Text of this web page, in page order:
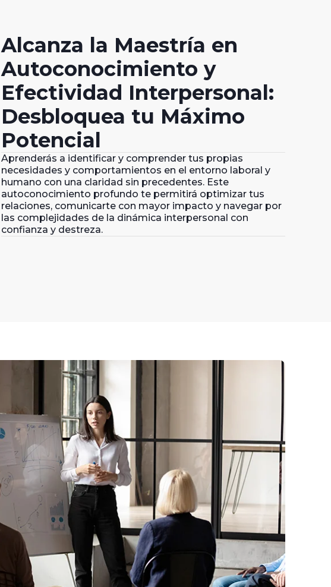
Alcanza la Maestría en
Autoconocimiento y
Efectividad Interpersonal:
Desbloquea tu Máximo
Potencial
Aprenderás a identificar y comprender tus propias
necesidades y comportamientos en el entorno laboral y
humano con una claridad sin precedentes. Este
autoconocimiento profundo te permitirá optimizar tus
relaciones, comunicarte con mayor impacto y navegar por
las complejidades de la dinámica interpersonal con
confianza y destreza.